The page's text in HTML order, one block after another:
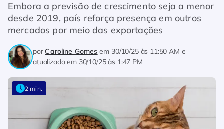
Embora a previsão de crescimento seja a menor
desde 2019, país reforça presença em outros
mercados por meio das exportações
porCaroline Gomes em 30/10/25 às 11:50 AM e
atualizado em 30/10/25 às 1:47 PM
2 min.